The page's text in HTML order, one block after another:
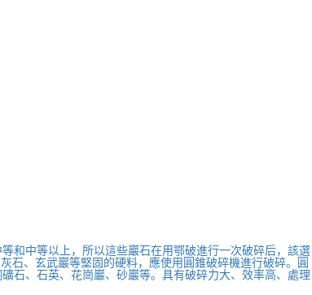
和中等以上，所以這些巖石在用鄂破進行一次破碎后，該選
石、玄武巖等堅固的硬料，應使用圓錐破碎機進行破碎。圓
石、石英、花崗巖、砂巖等。具有破碎力大、效率高、處理